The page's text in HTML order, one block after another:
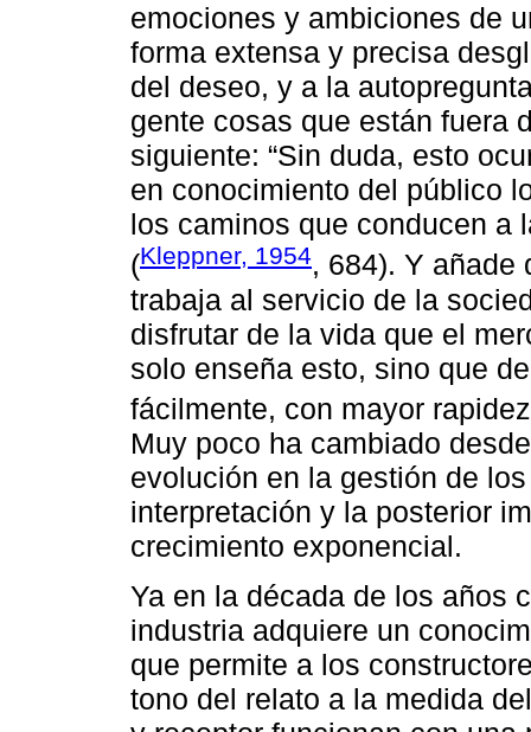
emociones y ambiciones de
forma extensa y precisa
del deseo, y a la
gente cosas que están fuera
siguiente: “Sin duda, esto
en conocimiento del público
los caminos que conducen a
(Kleppner, 1954, 684). Y añade
trabaja al servicio de la
disfrutar de la vida que el
solo enseña esto, sino que
fácilmente, con mayor
Muy poco ha cambiado
evolución en la gestión de
interpretación y la posterior
crecimiento exponencial.
Ya en la década de los años
industria adquiere un
que permite a los
tono del relato a la medida